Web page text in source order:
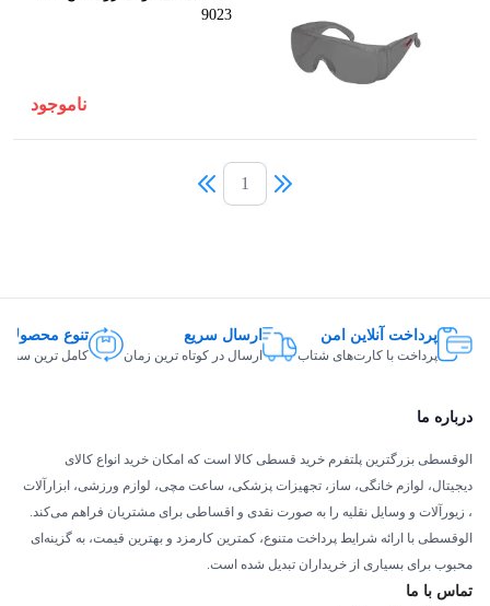
9023
ناموجود
1
پرداخت آنلاین امن
پرداخت با کارت‌های شتاب
ارسال سریع
ارسال در کوتاه ترین زمان
تنوع
کامل ترین سبد
تماس با ما
درباره ما
الوقسطی بزرگترین پلتفرم خرید قسطی کالا است که امکان خرید انواع کالای
دیجیتال، لوازم خانگی، ساز، تجهیزات پزشکی، ساعت مچی، لوازم ورزشی، ابزارآلات
، زیورآلات و وسایل نقلیه را به صورت نقدی و اقساطی برای مشتریان فراهم می‌کند.
الوقسطی با ارائه شرایط پرداخت متنوع، کمترین کارمزد و بهترین قیمت، به گزینه‌ای
محبوب برای بسیاری از خریداران تبدیل شده است.